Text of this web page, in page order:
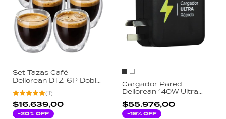
Set Tazas Café
Dellorean DTZ-6P Doble
Pared Vidrio Borosilicato
80ml Espresso X6
Unidades Transparente
(1)
$16.639,00
-20% OFF
Cargador Pared
Dellorean 140W Ultra
Rápido 4 Salidas USB-C
USB Macbook iPhone
Notebook
$55.976,00
-19% OFF